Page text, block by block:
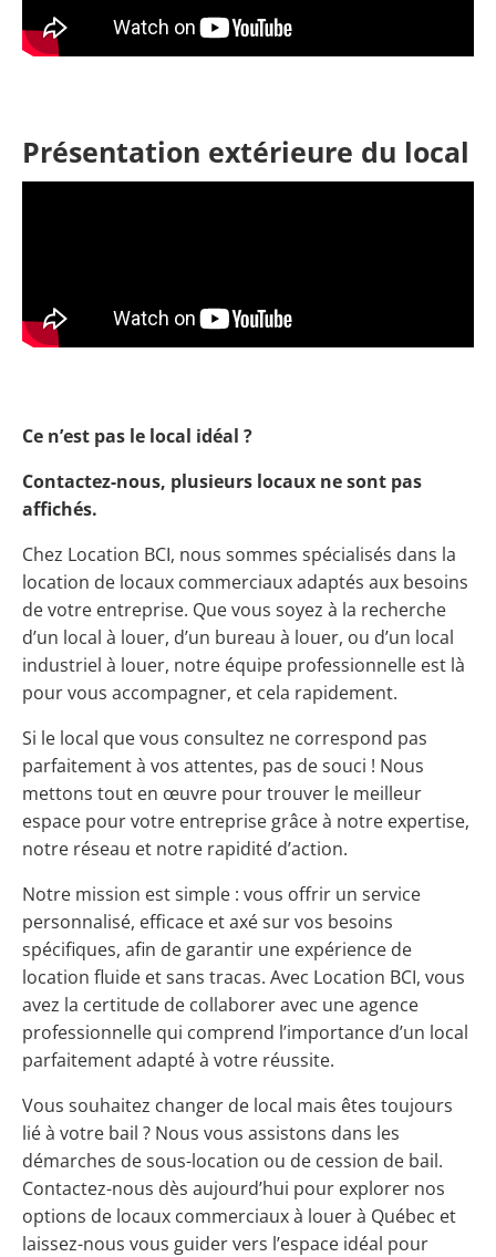
Présentation extérieure du local
Ce n’est pas le local idéal ?
Contactez-nous, plusieurs locaux ne sont pas
affichés.
Chez Location BCI, nous sommes spécialisés dans la
location de locaux commerciaux adaptés aux besoins
de votre entreprise. Que vous soyez à la recherche
d’un local à louer, d’un bureau à louer, ou d’un local
industriel à louer, notre équipe professionnelle est là
pour vous accompagner, et cela rapidement.
Si le local que vous consultez ne correspond pas
parfaitement à vos attentes, pas de souci ! Nous
mettons tout en œuvre pour trouver le meilleur
espace pour votre entreprise grâce à notre expertise,
notre réseau et notre rapidité d’action.
Notre mission est simple : vous offrir un service
personnalisé, efficace et axé sur vos besoins
spécifiques, afin de garantir une expérience de
location fluide et sans tracas. Avec Location BCI, vous
avez la certitude de collaborer avec une agence
professionnelle qui comprend l’importance d’un local
parfaitement adapté à votre réussite.
Vous souhaitez changer de local mais êtes toujours
lié à votre bail ? Nous vous assistons dans les
démarches de sous-location ou de cession de bail.
Contactez-nous dès aujourd’hui pour explorer nos
options de locaux commerciaux à louer à Québec et
laissez-nous vous guider vers l’espace idéal pour